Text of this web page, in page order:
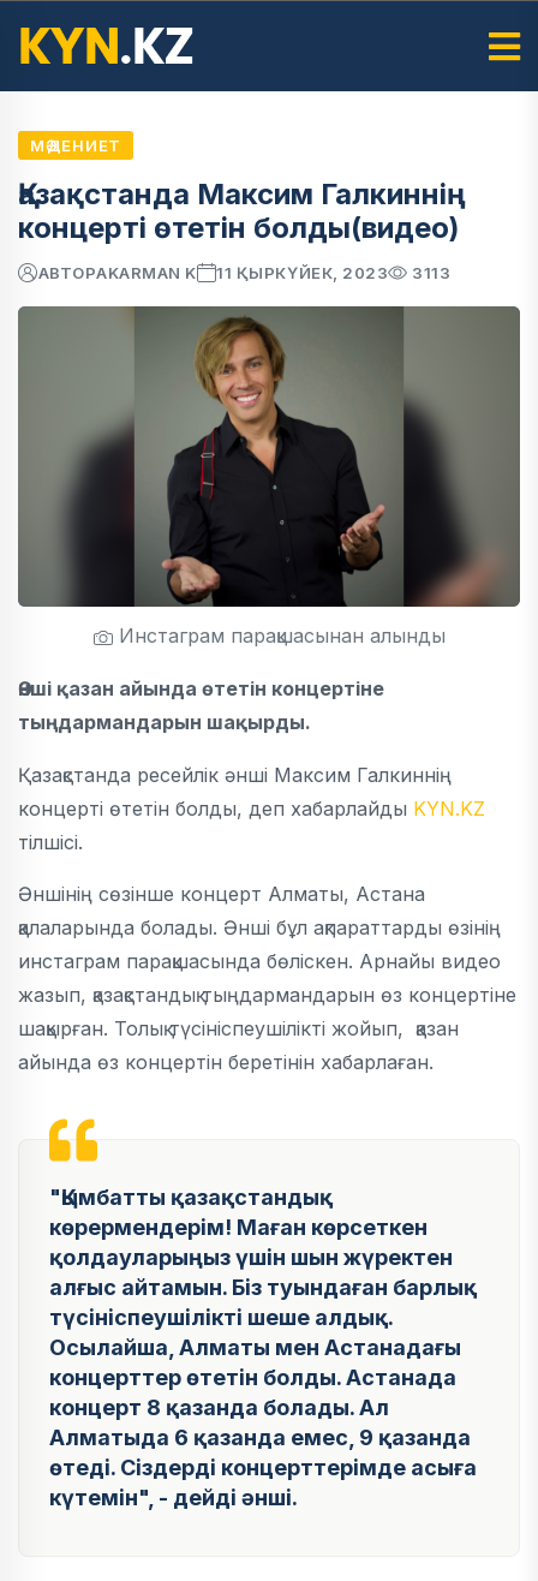
МӘДЕНИЕТ
Қазақстанда Максим Галкиннің
концерті өтетін болды(видео)
АВТОРAKARMAN K 11 ҚЫРКҮЙЕК, 2023 3113
Инстаграм парақшасынан алынды
Әнші қазан айында өтетін концертіне
тыңдармандарын шақырды.
Қазақстанда ресейлік әнші Максим Галкиннің
концерті өтетін болды, деп хабарлайды KYN.KZ
тілшісі.
Әншінің сөзінше концерт Алматы, Астана
қалаларында болады. Әнші бұл ақпараттарды өзінің
инстаграм парақшасында бөліскен. Арнайы видео
жазып, қазақстандық тыңдармандарын өз концертіне
шақырған. Толық түсініспеушілікті жойып, қазан
айында өз концертін беретінін хабарлаған.
"Қымбатты қазақстандық
көрермендерім! Маған көрсеткен
қолдауларыңыз үшін шын жүректен
алғыс айтамын. Біз туындаған барлық
түсініспеушілікті шеше алдық.
Осылайша, Алматы мен Астанадағы
концерттер өтетін болды. Астанада
концерт 8 қазанда болады. Ал
Алматыда 6 қазанда емес, 9 қазанда
өтеді. Сіздерді концерттерімде асыға
күтемін", - дейді әнші.